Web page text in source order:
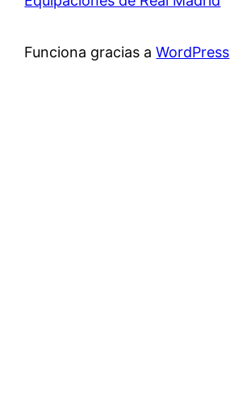
Funciona gracias aWordPress